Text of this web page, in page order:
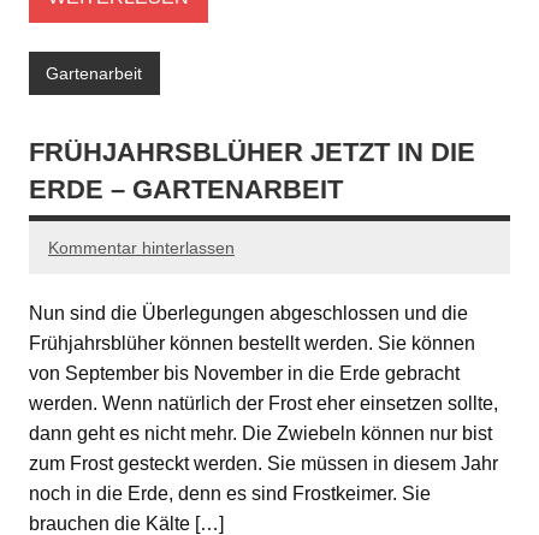
Gartenarbeit
FRÜHJAHRSBLÜHER JETZT IN DIE
ERDE – GARTENARBEIT
Kommentar hinterlassen
Nun sind die Überlegungen abgeschlossen und die
Frühjahrsblüher können bestellt werden. Sie können
von September bis November in die Erde gebracht
werden. Wenn natürlich der Frost eher einsetzen sollte,
dann geht es nicht mehr. Die Zwiebeln können nur bist
zum Frost gesteckt werden. Sie müssen in diesem Jahr
noch in die Erde, denn es sind Frostkeimer. Sie
brauchen die Kälte […]